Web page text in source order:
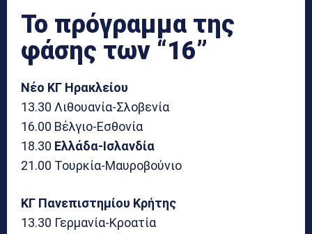
Το πρόγραμμα της
φάσης των “16”
Νέο ΚΓ Ηρακλείου
13.30 Λιθουανία-Σλοβενία
16.00 Βέλγιο-Εσθονία
18.30 Ελλάδα-Ισλανδία
21.00 Τουρκία-Μαυροβούνιο
ΚΓ Πανεπιστημίου Κρήτης
13.30 Γερμανία-Κροατία